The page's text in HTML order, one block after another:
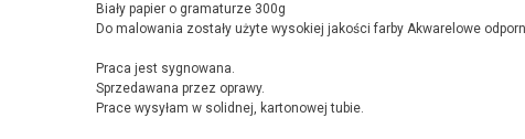
Biały papier o gramaturze 300g
Do malowania zostały użyte wysokiej jakości farby Akwarelowe
Praca jest sygnowana.
Sprzedawana przez oprawy.
Prace wysyłam w solidnej, kartonowej tubie.